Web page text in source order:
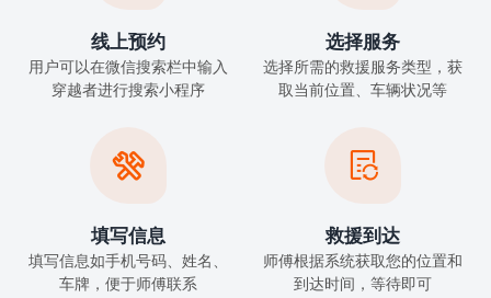
线上预约
用户可以在微信搜索栏中输入
穿越者进行搜索小程序
选择服务
选择所需的救援服务类型，获
取当前位置、车辆状况等

填写信息
填写信息如手机号码、姓名、
车牌，便于师傅联系

救援到达
师傅根据系统获取您的位置和
到达时间，等待即可